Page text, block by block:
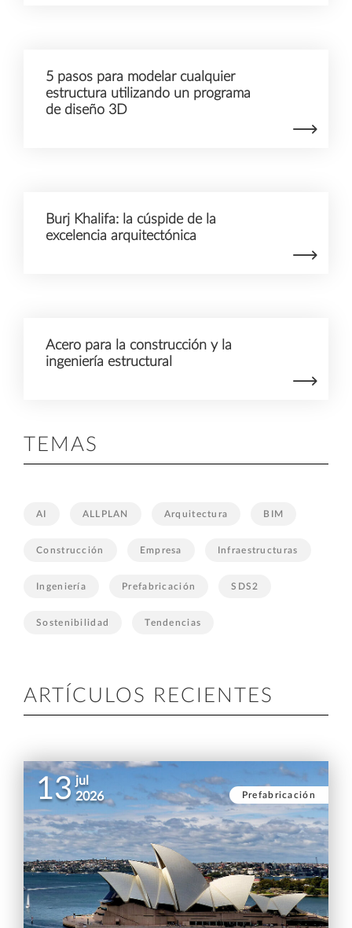
5 pasos para modelar cualquier
estructura utilizando un programa
de diseño 3D
Burj Khalifa: la cúspide de la
excelencia arquitectónica
Acero para la construcción y la
ingeniería estructural
TEMAS
AI ALLPLAN Arquitectura BIM
Construcción Empresa Infraestructuras
Ingeniería Prefabricación SDS2
Sostenibilidad Tendencias
ARTÍCULOS RECIENTES
13 jul
2026
Prefabricación